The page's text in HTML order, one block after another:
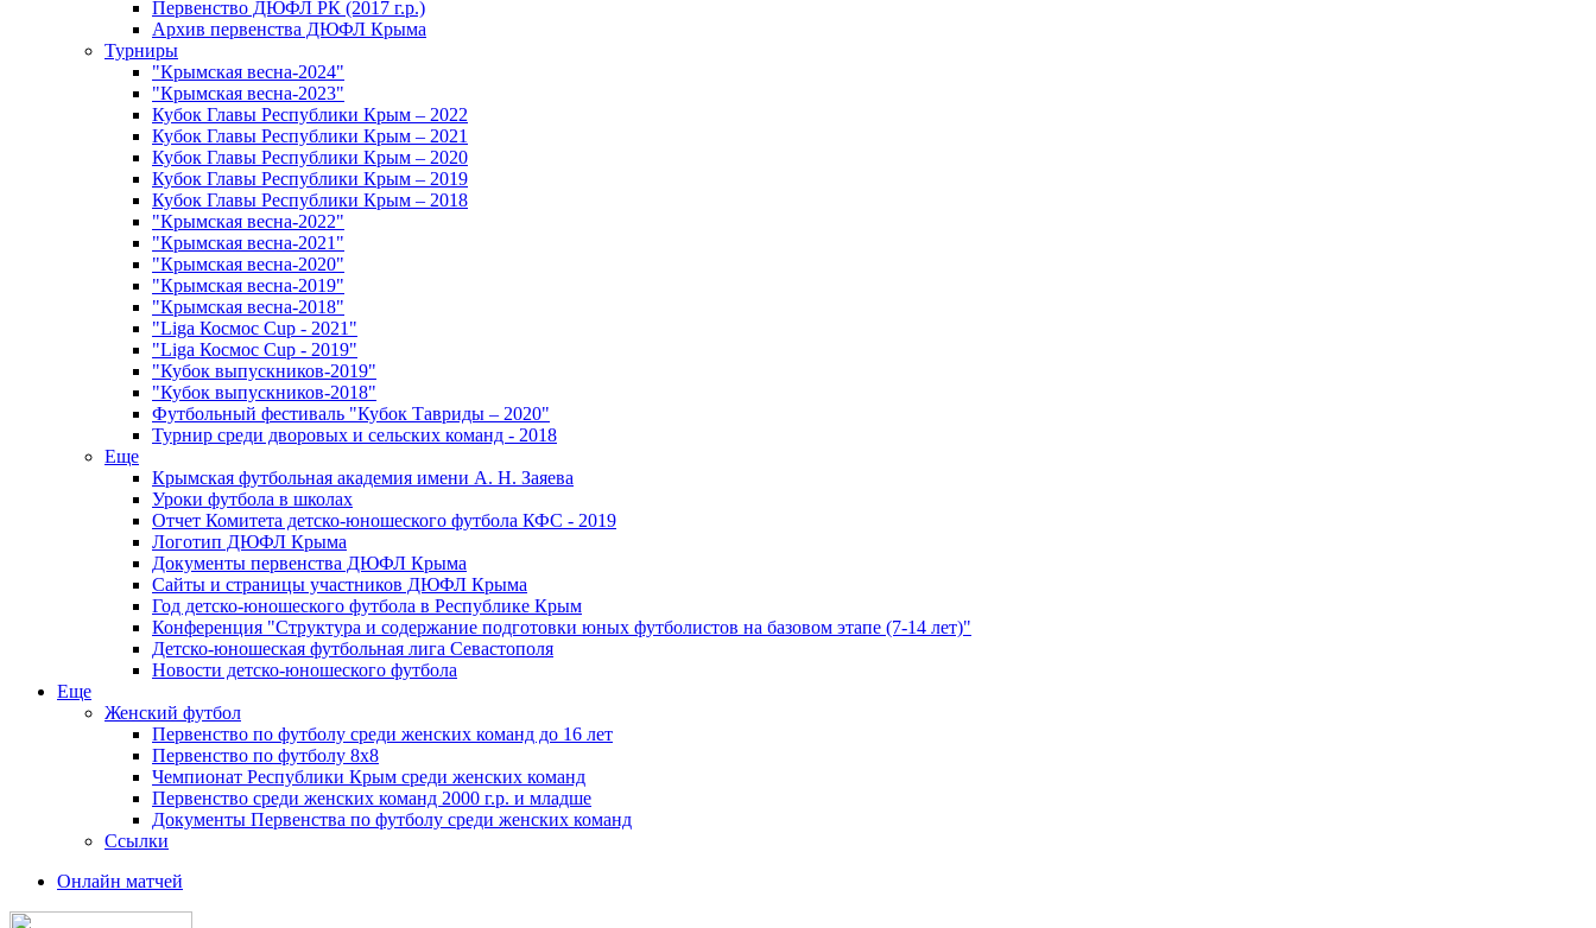
Первенство ДЮФЛ РК (2017 г.р.)
Архив первенства ДЮФЛ Крыма
Турниры
"Крымская весна-2024"
"Крымская весна-2023"
Кубок Главы Республики Крым – 2022
Кубок Главы Республики Крым – 2021
Кубок Главы Республики Крым – 2020
Кубок Главы Республики Крым – 2019
Кубок Главы Республики Крым – 2018
"Крымская весна-2022"
"Крымская весна-2021"
"Крымская весна-2020"
"Крымская весна-2019"
"Крымская весна-2018"
"Liga Космос Cup - 2021"
"Liga Космос Cup - 2019"
"Кубок выпускников-2019"
"Кубок выпускников-2018"
Футбольный фестиваль "Кубок Тавриды – 2020"
Турнир среди дворовых и сельских команд - 2018
Еще
Крымская футбольная академия имени А. Н. Заяева
Уроки футбола в школах
Отчет Комитета детско-юношеского футбола КФС - 2019
Логотип ДЮФЛ Крыма
Документы первенства ДЮФЛ Крыма
Сайты и страницы участников ДЮФЛ Крыма
Год детско-юношеского футбола в Республике Крым
Конференция "Структура и содержание подготовки юных футболистов на базовом этапе (7-14 лет)"
Детско-юношеская футбольная лига Севастополя
Новости детско-юношеского футбола
Еще
Женский футбол
Первенство по футболу среди женских команд до 16 лет
Первенство по футболу 8х8
Чемпионат Республики Крым среди женских команд
Первенство среди женских команд 2000 г.р. и младше
Документы Первенства по футболу среди женских команд
Ссылки
Онлайн матчей